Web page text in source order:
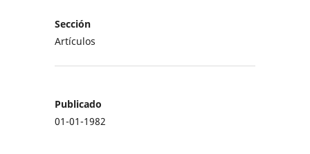
Sección
Artículos
Publicado
01-01-1982